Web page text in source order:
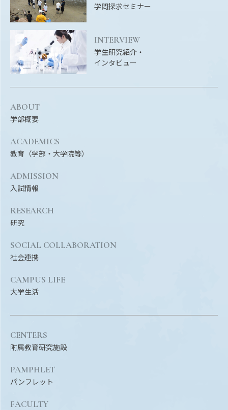
学問探求セミナー
INTERVIEW
学生研究紹介・
インタビュー
ABOUT
学部概要
ACADEMICS
教育（学部・大学院等）
ADMISSION
入試情報
RESEARCH
研究
SOCIAL COLLABORATION
社会連携
CAMPUS LIFE
大学生活
CENTERS
附属教育研究施設
PAMPHLET
パンフレット
FACULTY